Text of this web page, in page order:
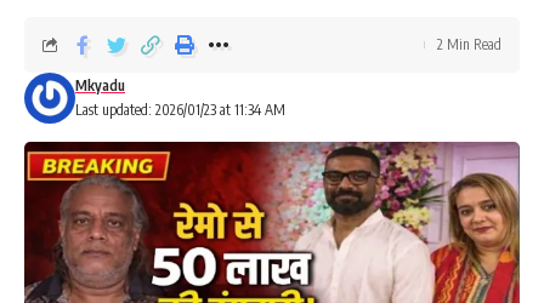
Last updated: 2026/01/23 at 11:34 AM
Mkyadu
2 Min Read